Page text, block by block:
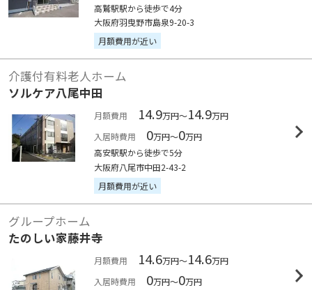
高鷲駅駅から徒歩で4分
大阪府羽曳野市島泉9-20-3
月額費用が近い
介護付有料老人ホーム
ソルケア八尾中田
月額費用 14.9万円～14.9万円
入居時費用
0万円～0万円
高安駅駅から徒歩で5分
大阪府八尾市中田2-43-2
月額費用が近い
グループホーム
たのしい家藤井寺
月額費用 14.6万円～14.6万円
入居時費用
0万円～0万円